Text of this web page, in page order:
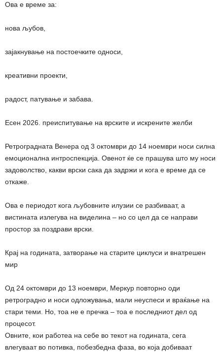
Ова е време за:
нова љубов,
зајакнување на постоечките односи,
креативни проекти,
радост, патување и забава.
Есен 2026. преиспитување на врските и искрените желби
Ретроградната Венера од 3 октомври до 14 ноември носи силна
емоционална интроспекција. Овенот ќе се прашува што му носи
задоволство, какви врски сака да задржи и кога е време да се
откаже.
Ова е периодот кога љубовните илузии се разбиваат, а
вистината излегува на виделина – но со цел да се направи
простор за поздрави врски.
Крај на годината, затворање на старите циклуси и внатрешен
мир
Од 24 октомври до 13 ноември, Меркур повторно оди
ретроградно и носи одложувања, мали неуспеси и враќање на
стари теми. Но, тоа не е пречка – тоа е последниот дел од
процесот.
Овните, кои работеа на себе во текот на годината, сега
влегуваат во потивка, побезбедна фаза, во која добиваат